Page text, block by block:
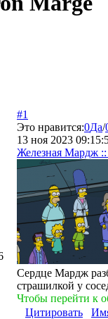
#1
Это нравится:0Да/
13 ноя 2023
Железная Мардж
Сердце Мардж
страшилкой у
Чтобы перейти к
Цитировать